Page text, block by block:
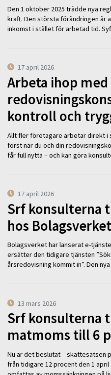
Den 1 oktober 2025 trädde nya
kraft. Den största förändringen är
inkomst i stället för arbetad tid.
17 april 2026
Arbeta ihop med
kontroll och
Allt fler företagare arbetar direkt i
först när du och din
får full nytta – och kan göra
17 april 2026
Srf konsulterna
hos Bolagsverket
Bolagsverket har lanserat e-
ersätter den tidigare tjänsten
årsredovisning kommit in”. Den
13 mars 2026
Srf konsulterna
matmoms till 6
Nu är det beslutat – skattesatsen
från tidigare 12 procent den 1